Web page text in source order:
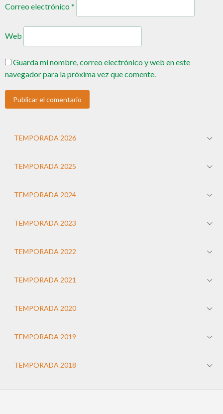
Correo electrónico*
Web
Guarda mi nombre, correo electrónico y web en este
navegador para la próxima vez que comente.
TEMPORADA 2026
TEMPORADA 2025
TEMPORADA 2024
TEMPORADA 2023
TEMPORADA 2022
TEMPORADA 2021
TEMPORADA 2020
TEMPORADA 2019
TEMPORADA 2018